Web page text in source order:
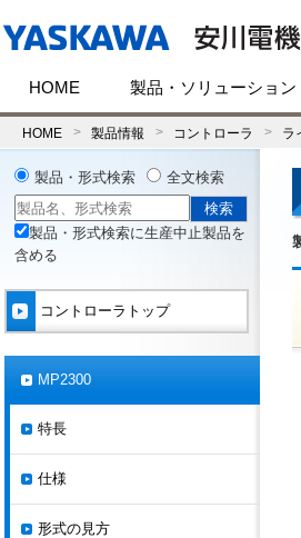
HOME 製品・ソリューション
HOME 製品情報 コントローラ ラ
製品・形式検索 全文検索
製品・形式検索に生産中止製品を
含める
コントローラトップ
MP2300
特長
仕様
形式の見方